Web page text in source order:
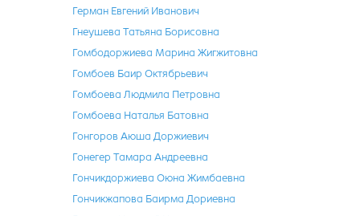
Герман Евгений Иванович
Гнеушева Татьяна Борисовна
Гомбодоржиева Марина Жигжитовна
Гомбоев Баир Октябрьевич
Гомбоева Людмила Петровна
Гомбоева Наталья Батовна
Гонгоров Аюша Доржиевич
Гонегер Тамара Андреевна
Гончикдоржиева Оюна Жимбаевна
Гончикжапова Баирма Дориевна